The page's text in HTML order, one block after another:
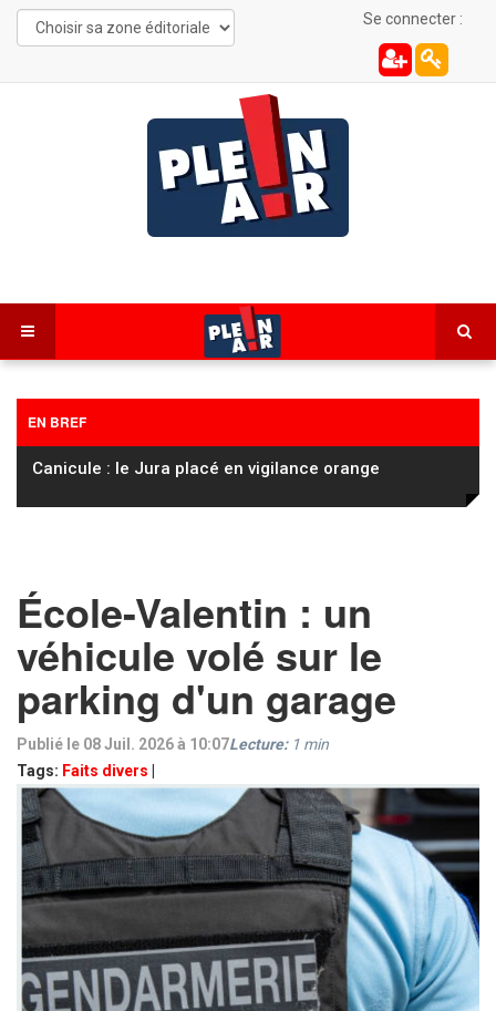
Se connecter :
EN BREF
Sainte-Colombe : cinq jeunes blessés, dont deux
École-Valentin : un
véhicule volé sur le
parking d'un garage
Publié le 08 Juil. 2026 à 10:07
Tags: Faits divers
Lecture: 1 min